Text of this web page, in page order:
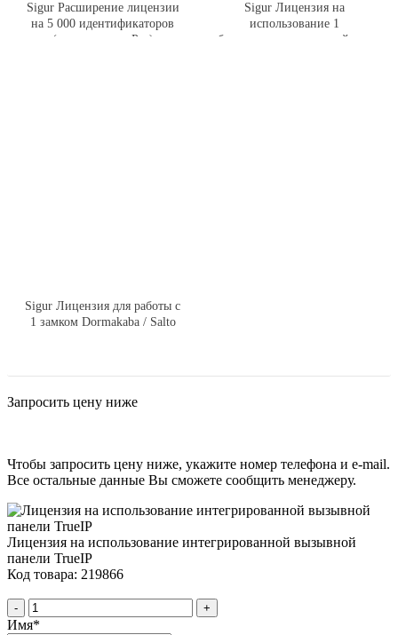
Sigur Расширение лицензии
на 5 000 идентификаторов
(доступно для Pro)
Sigur Лицензия на
использование 1
биометрического устройства
Sigur Лицензия для работы с
1 замком Dormakaba / Salto
Запросить цену ниже
Чтобы запросить цену ниже, укажите номер телефона и e-mail.
Все остальные данные Вы сможете сообщить менеджеру.
Лицензия на использование интегрированной вызывной
панели TrueIP
Код товара: 219866
- +
Имя*